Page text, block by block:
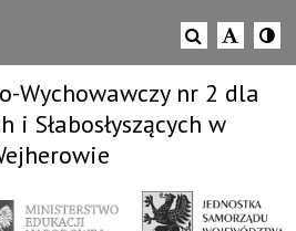
Wychowawczy nr 2 dla
i Słabosłyszących w